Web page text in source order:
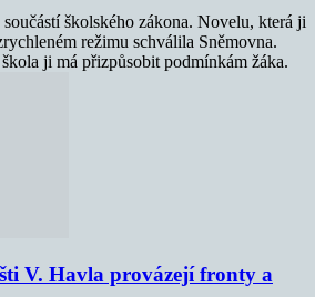
školského zákona. Novelu, která ji
režimu schválila Sněmovna.
ji má přizpůsobit podmínkám žáka.
V. Havla provázejí fronty a